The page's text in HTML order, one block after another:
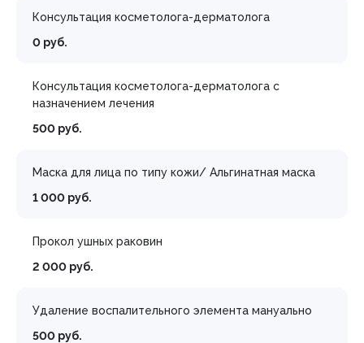
Консультация косметолога-дерматолога
0 руб.
Консультация косметолога-дерматолога с
назначением лечения
500 руб.
Маска для лица по типу кожи/ Альгинатная маска
1 000 руб.
Прокол ушных раковин
2 000 руб.
Удаление воспалительного элемента мануально
500 руб.